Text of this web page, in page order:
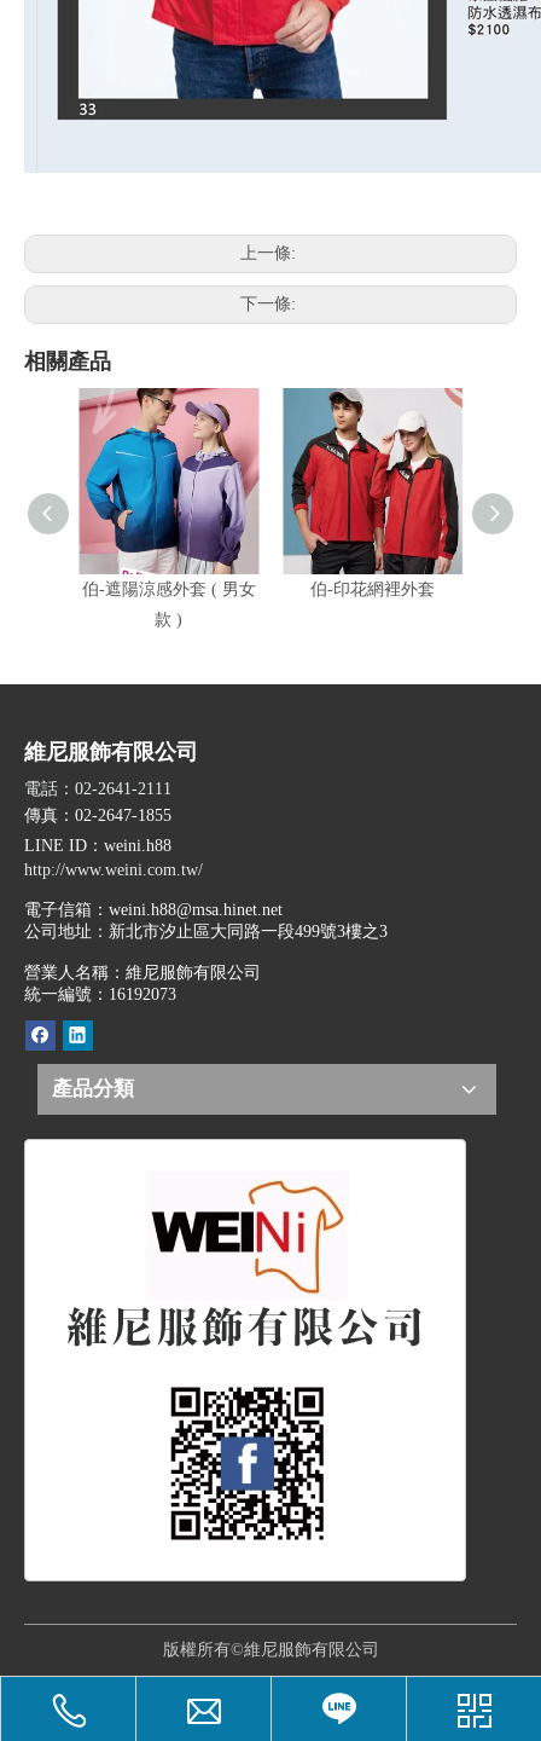
上一條:
下一條:
相關產品
伯-遮陽涼感外套 ( 男女
款 )
伯-印花網裡外套
維尼服飾有限公司
電話：02-2641-2111
傳真：02-2647-1855
LINE ID ：weini.h88
http://www.weini.com.tw/
電子信箱： weini.h88@msa.hinet.net
公司地址： 新北市汐止區大同路一段499號3樓之3
營業人名稱：維尼服飾有限公司
統一編號：16192073
產品分類
版權所有©維尼服飾有限公司